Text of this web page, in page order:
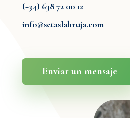
(+34) 638 72 00 12
info@setaslabruja.com
Enviar un mensaje